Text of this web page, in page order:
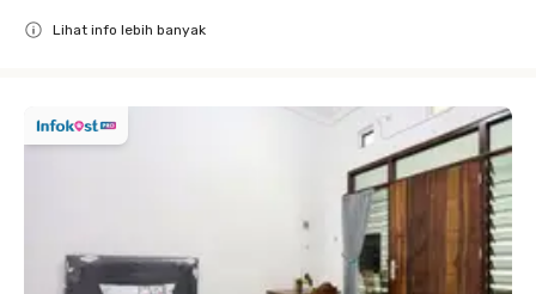
Lihat info lebih banyak